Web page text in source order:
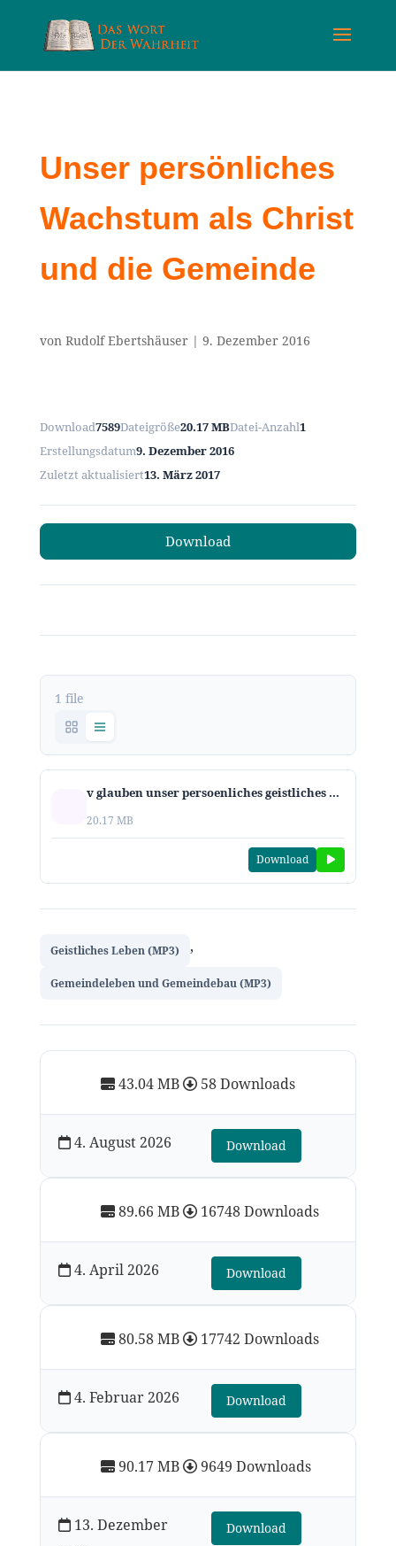
Unser persönliches
Wachstum als Christ
und die Gemeinde
von Rudolf Ebertshäuser| 9. Dezember 2016
Download7589Dateigröße20.17 MBDatei-Anzahl1
Erstellungsdatum9. Dezember 2016
Zuletzt aktualisiert13. März 2017
Download
1 file
v glauben unser persoenliches geistliches wachstum und die gemeinde
20.17 MB
Download
Geistliches Leben (MP3) ,
Gemeindeleben und Gemeindebau (MP3)
43.04 MB 58 Downloads
4. August 2026 Download
89.66 MB 16748 Downloads
4. April 2026 Download
80.58 MB 17742 Downloads
4. Februar 2026 Download
90.17 MB 9649 Downloads
13. Dezember
Download